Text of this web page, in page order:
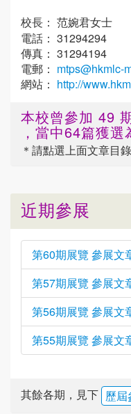
校長： 范婉君女士
電話： 31294294
傳真： 31294194
電郵： mtps@hkmlc-
網站： http://
本校曾參加 49
，當中64篇獲
＊請點選上面文章目
近期參展
第60期展覽 參展文
第57期展覽 參展文
第56期展覽 參展文
第55期展覽 參展文
其餘各期，見下 歷屆